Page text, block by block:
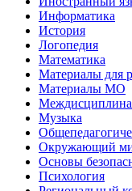
Информатика
История
Логопедия
Математика
Материалы для
Материалы МО
Музыка
Окружающий
Основы
Психология